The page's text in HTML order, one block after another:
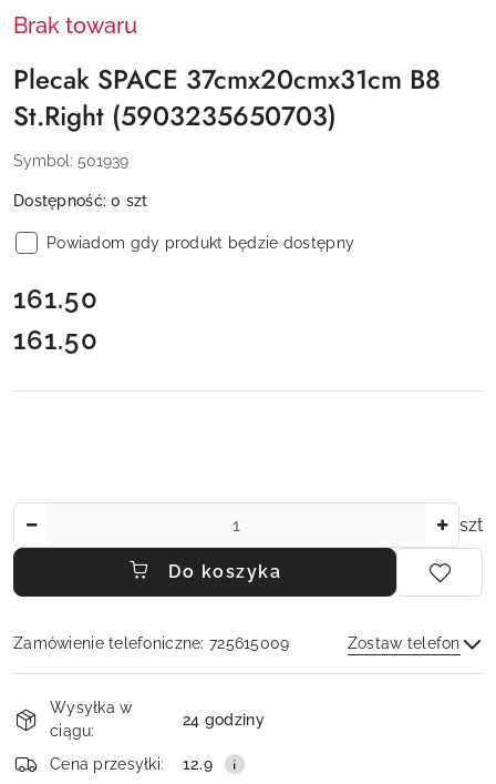
Brak towaru
Plecak SPACE 37cmx20cmx31cm B8
St.Right (5903235650703)
Symbol: 501939
Dostępność:0 szt
Powiadom gdy produkt będzie dostępny
cena:
161.50
Cena:
161.50
szt
Do koszyka
Zamówienie telefoniczne: 725615009 Zostaw telefon
i
dostawa
Wysyłka w
ciągu:
24 godziny
Cena przesyłki: 12.9